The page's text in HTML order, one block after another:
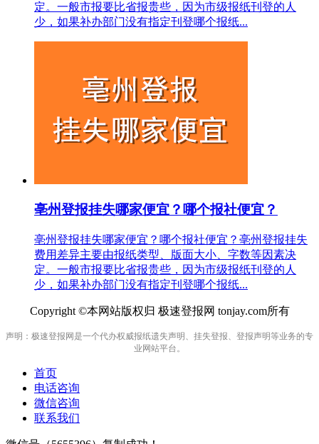
定。一般市报要比省报贵些，因为市级报纸刊登的人
少，如果补办部门没有指定刊登哪个报纸...
亳州登报挂失哪家便宜？哪个报社便宜？
亳州登报挂失哪家便宜？哪个报社便宜？亳州登报挂失
费用差异主要由报纸类型、版面大小、字数等因素决
定。一般市报要比省报贵些，因为市级报纸刊登的人
少，如果补办部门没有指定刊登哪个报纸...
Copyright ©本网站版权归 极速登报网 tonjay.com所有
声明：极速登报网是一个代办权威报纸遗失声明、挂失登报、登报声明等业务的专
业网站平台。
首页
电话咨询
微信咨询
联系我们